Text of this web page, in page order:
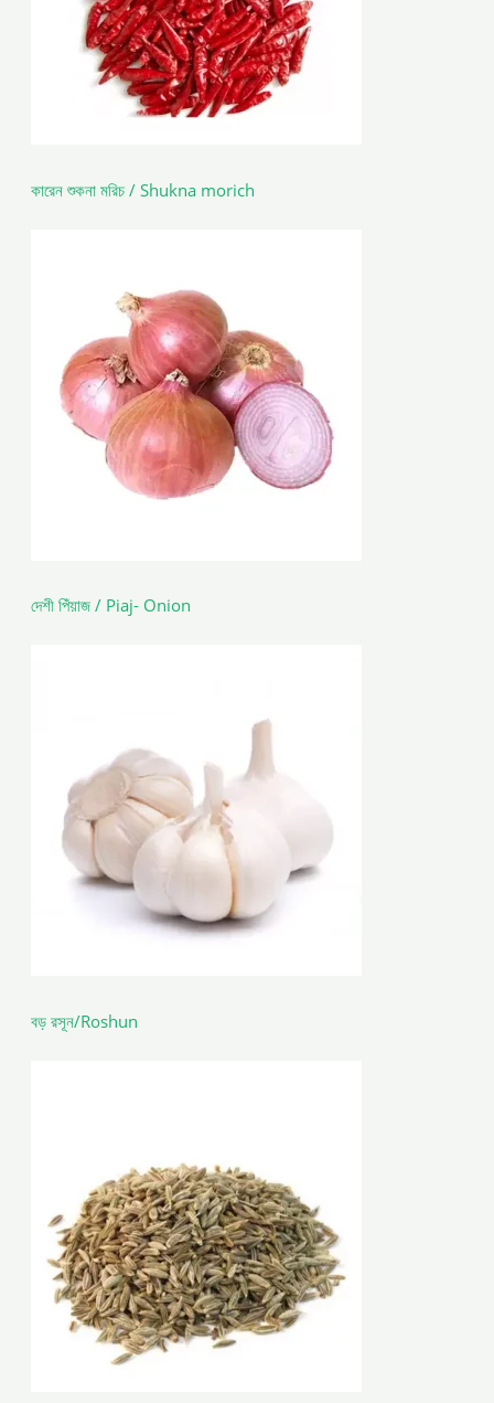
কারেন শুকনা মরিচ / Shukna morich
দেশী পিঁয়াজ / Piaj- Onion
বড় রসূন/Roshun